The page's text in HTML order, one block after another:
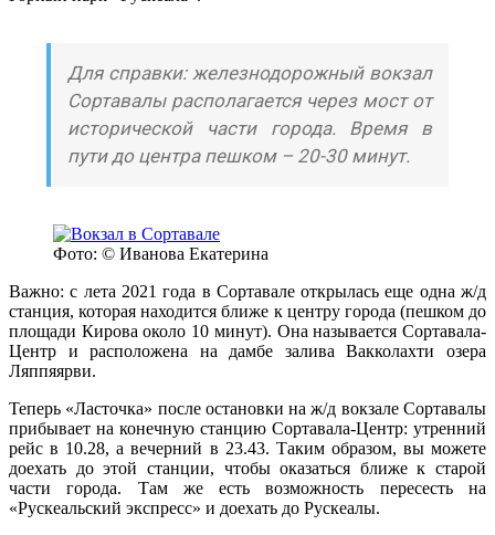
Для справки: железнодорожный вокзал
Сортавалы располагается через мост от
исторической части города. Время в
пути до центра пешком – 20-30 минут.
Фото: © Иванова Екатерина
Важно: с лета 2021 года в Сортавале открылась еще одна ж/д
станция, которая находится ближе к центру города (пешком до
площади Кирова около 10 минут). Она называется Сортавала-
Центр и расположена на дамбе залива Вакколахти озера
Ляппяярви.
Теперь «Ласточка» после остановки на ж/д вокзале Сортавалы
прибывает на конечную станцию Сортавала-Центр: утренний
рейс в 10.28, а вечерний в 23.43. Таким образом, вы можете
доехать до этой станции, чтобы оказаться ближе к старой
части города. Там же есть возможность пересесть на
«Рускеальский экспресс» и доехать до Рускеалы.